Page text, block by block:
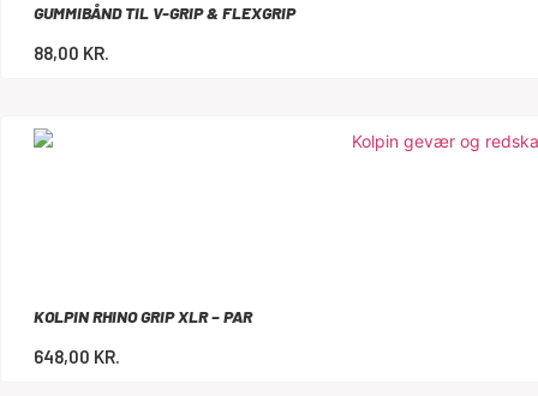
GUMMIBÅND TIL V-GRIP & FLEXGRIP
88,00 KR.
KOLPIN RHINO GRIP XLR – PAR
648,00 KR.